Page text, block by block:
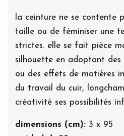
la ceinture ne se contente
taille ou de féminiser une
strictes. elle se fait pièce
silhouette en adoptant des
ou des effets de matières
du travail du cuir,
créativité ses possibilités
dimensions (cm): 3 x 95